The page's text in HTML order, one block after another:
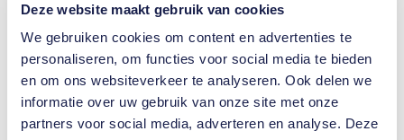
Deze website maakt gebruik van cookies
We gebruiken cookies om content en advertenties te
personaliseren, om functies voor social media te bieden
en om ons websiteverkeer te analyseren. Ook delen we
informatie over uw gebruik van onze site met onze
partners voor social media, adverteren en analyse. Deze
heel open. Hij vindt het superbelangrijk dat wij onze
mening geven. Als wij het niet met hem eens zijn dan
wil hij dat ook graag weten, of als iets niet werkt dat
wij dat ook aangeven. Ook buiten het water. Het is
een goede combi.”